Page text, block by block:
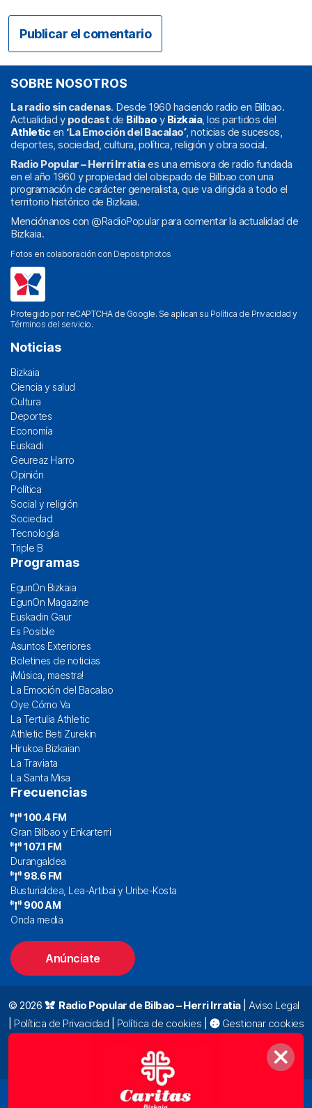
SOBRE NOSOTROS
La radio sin cadenas. Desde 1960 haciendo radio en Bilbao.
Actualidad y podcast de Bilbao y Bizkaia, los partidos del
Athleticen ‘La Emoción del Bacalao’, noticias de sucesos,
deportes, sociedad, cultura, política, religión y obra social.
Radio Popular – Herri Irratiaes una emisora de radio fundada
en el año 1960 y propiedad del obispado de Bilbao con una
programación de carácter generalista, que va dirigida a todo el
territorio histórico de Bizkaia.
Menciónanos con @RadioPopularpara comentar la actualidad de
Bizkaia.
Fotos en colaboración con Depositphotos
Protegido por reCAPTCHA de Google. Se aplican su Política de Privacidad y
Términos del servicio.
Noticias
Bizkaia
Ciencia y salud
Cultura
Deportes
Economía
Euskadi
Geureaz Harro
Opinión
Política
Social y religión
Sociedad
Tecnología
Triple B
Programas
EgunOn Bizkaia
EgunOn Magazine
Euskadin Gaur
Es Posible
Asuntos Exteriores
Boletines de noticias
¡Música, maestra!
La Emoción del Bacalao
Oye Cómo Va
La Tertulia Athletic
Athletic Beti Zurekin
Hirukoa Bizkaian
La Traviata
La Santa Misa
Frecuencias
100.4 FM
Gran Bilbao y Enkarterri
107.1 FM
Durangaldea
98.6 FM
Busturialdea, Lea-Artibai y Uribe-Kosta
900 AM
Onda media
Anúnciate
© 2026 Radio Popular de Bilbao – Herri Irratia| Aviso Legal
Política de Privacidad Política de cookies
Gestionar cookies
Alda. Mazarredo, 47 – 7º 48009 Bilbao |
|